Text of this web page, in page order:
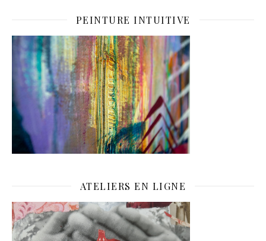
PEINTURE INTUITIVE
ATELIERS EN LIGNE